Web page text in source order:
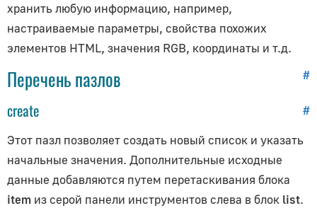
Библиотеки материалов
glTF-материалы
Установка
Настройка вьюпорта
Обзор системы материалов
Освещение и рендеринг
Камера
хранить любую информацию, например,
настраиваемые параметры, свойства похожих
элементов HTML, значения RGB, координаты и т.д.
#
Перечень пазлов
#
create
Этот пазл позволяет создать новый список и указать
начальные значения. Дополнительные исходные
данные добавляются путем перетаскивания блока
item из серой панели инструментов слева в блок list.